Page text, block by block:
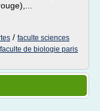
/ faculte sciences
faculte de biologie paris